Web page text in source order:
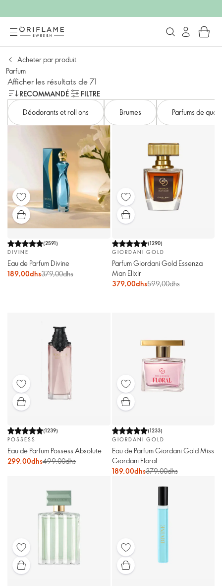
Acheter par produit
Parfum
Afficher les résultats de 71
RECOMMANDÉ
FILTRE
Déodorants et roll ons
Brumes Parfums de
(2591)
DIVINE
Eau de Parfum Divine
189,00dhs379,00dhs
(1290)
GIORDANI GOLD
Parfum Giordani Gold Essenza
Man Elixir
379,00dhs599,00dhs
(1239)
POSSESS
Eau de Parfum Possess Absolute
299,00dhs499,00dhs
(1233)
GIORDANI GOLD
Eau de Parfum Giordani Gold Miss
Giordani Floral
189,00dhs379,00dhs